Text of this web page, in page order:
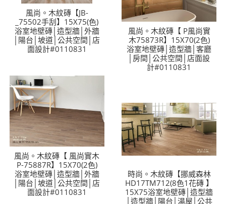
風尚。木紋磚【JB-
_75502手刮】15X75(色)
浴室地壁磚│造型牆│外牆
│陽台│坡道│公共空間│店
面設計#0110831
風尚。木紋磚【 P風尚實
木75873R】15X70(2色)
浴室地壁磚│造型牆│客廳
│房間│公共空間│店面設
計#0110831
風尚。木紋磚【 風尚實木
P-75887R】15X70(2色)
浴室地壁磚│造型牆│外牆
│陽台│坡道│公共空間│店
面設計#0110831
時尚。木紋磚【挪威森林
HD17TM712(8色1花磚 】
15X75浴室地壁磚│造型牆
│造型牆│陽台│湯屋│公共